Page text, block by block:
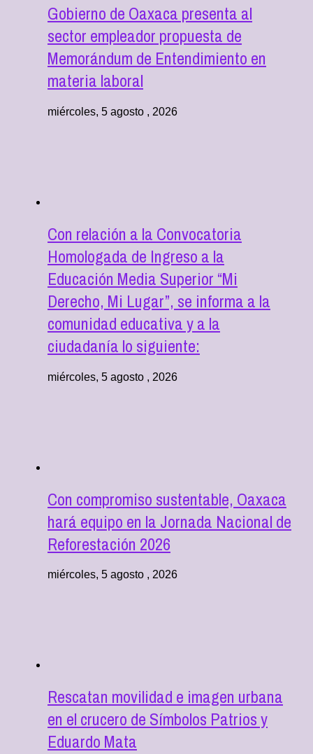
Gobierno de Oaxaca presenta al
sector empleador propuesta de
Memorándum de Entendimiento en
materia laboral
miércoles, 5 agosto , 2026
Con relación a la Convocatoria
Homologada de Ingreso a la
Educación Media Superior “Mi
Derecho, Mi Lugar”, se informa a la
comunidad educativa y a la
ciudadanía lo siguiente:
miércoles, 5 agosto , 2026
Con compromiso sustentable, Oaxaca
hará equipo en la Jornada Nacional de
Reforestación 2026
miércoles, 5 agosto , 2026
Rescatan movilidad e imagen urbana
en el crucero de Símbolos Patrios y
Eduardo Mata